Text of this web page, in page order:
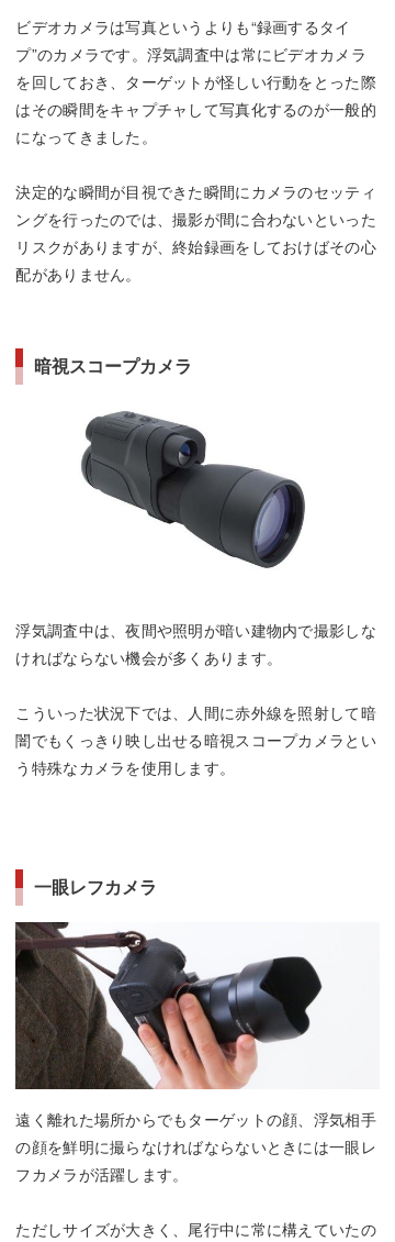
ビデオカメラは写真というよりも“録画するタイ
プ”のカメラです。浮気調査中は常にビデオカメラ
を回しておき、ターゲットが怪しい行動をとった際
はその瞬間をキャプチャして写真化するのが一般的
になってきました。
決定的な瞬間が目視できた瞬間にカメラのセッティ
ングを行ったのでは、撮影が間に合わないといった
リスクがありますが、終始録画をしておけばその心
配がありません。
暗視スコープカメラ
浮気調査中は、夜間や照明が暗い建物内で撮影しな
ければならない機会が多くあります。
こういった状況下では、人間に赤外線を照射して暗
闇でもくっきり映し出せる暗視スコープカメラとい
う特殊なカメラを使用します。
一眼レフカメラ
遠く離れた場所からでもターゲットの顔、浮気相手
の顔を鮮明に撮らなければならないときには一眼レ
フカメラが活躍します。
ただしサイズが大きく、尾行中に常に構えていたの